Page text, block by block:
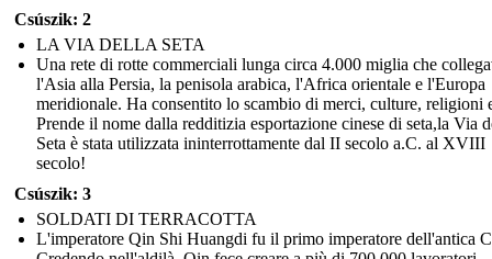
Csúszik: 2
LA VIA DELLA SETA
Una rete di rotte commerciali lunga circa 4.000 miglia che
l'Asia alla Persia, la penisola arabica, l'Africa orientale e l'Europa
meridionale. Ha consentito lo scambio di merci, culture, religioni
Prende il nome dalla redditizia esportazione cinese di seta,la Via
Seta è stata utilizzata ininterrottamente dal II secolo a.C. al XVIII
secolo!
Csúszik: 3
SOLDATI DI TERRACOTTA
L'imperatore Qin Shi Huangdi fu il primo imperatore dell'antica